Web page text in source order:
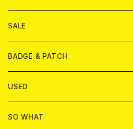
ANALOG
DVD
T-shirt & WEAR
CD
ANALOG
T-SHIRT & WEAR
DVD
SALE
BADGE & PATCH
BADGE
PATCH
USED
書籍
SO WHAT